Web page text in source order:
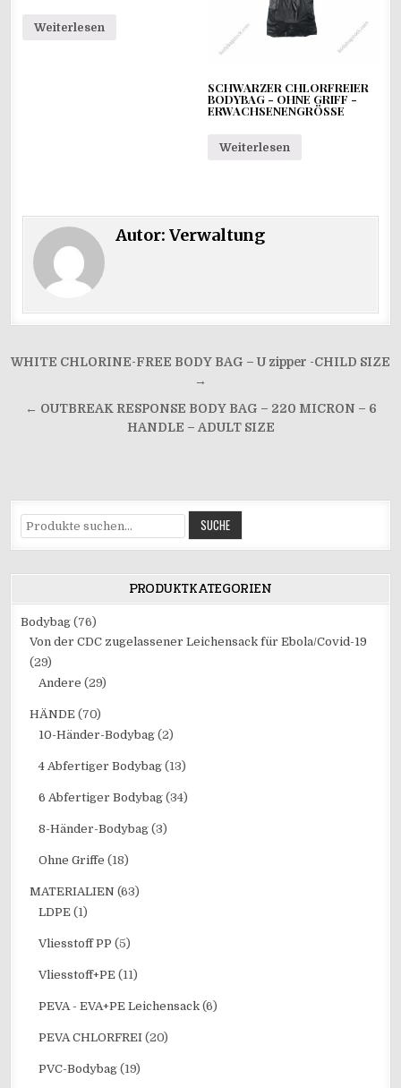
Weiterlesen
SCHWARZER CHLORFREIER
BODYBAG - OHNE GRIFF -
ERWACHSENENGRÖSSE
Weiterlesen
Autor:Verwaltung
Beitrags-
WHITE CHLORINE-FREE BODY BAG – U zipper -CHILD SIZE
→
← OUTBREAK RESPONSE BODY BAG – 220 MICRON – 6
HANDLE – ADULT SIZE
Suche
nach:
SUCHE
PRODUKTKATEGORIEN
Bodybag (76)
Von der CDC zugelassener Leichensack für Ebola/Covid-19
(29)
Andere (29)
HÄNDE (70)
10-Händer-Bodybag (2)
4 Abfertiger Bodybag (13)
6 Abfertiger Bodybag (34)
8-Händer-Bodybag (3)
Ohne Griffe (18)
MATERIALIEN (63)
LDPE (1)
Vliesstoff PP (5)
Vliesstoff+PE (11)
PEVA - EVA+PE Leichensack (6)
PEVA CHLORFREI (20)
PVC-Bodybag (19)